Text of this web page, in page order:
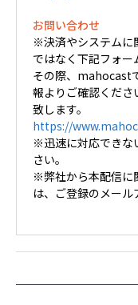
お問い合わせ
※決済やシステムに
ではなく下記フォー
その際、mahocast
報よりご確認くださ
致します。
https://
※迅速に対応できな
さい。
※弊社から本配信に
は、ご登録のメール